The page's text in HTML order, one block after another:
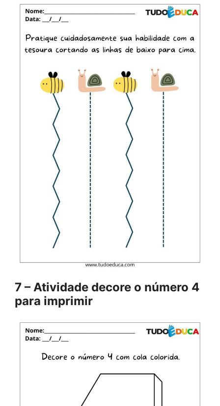
7 – Atividade decore o número 4
para imprimir